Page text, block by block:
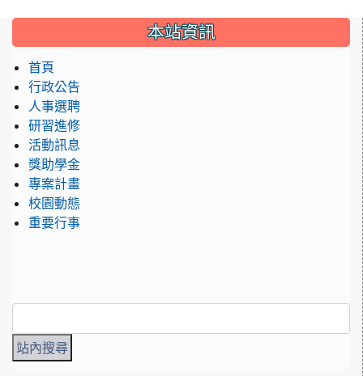
::: 本站資訊
首頁
行政公告
人事選聘
研習進修
活動訊息
獎助學金
專案計畫
校園動態
重要行事